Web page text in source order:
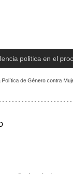
politica en el
Política de Género contra